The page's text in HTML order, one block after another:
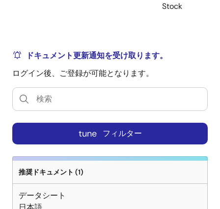
Stock
ドキュメント更新通知を受け取ります。
ログイン後、ご登録が可能となります。
tune フィルター
推奨ドキュメント (1)
データシート